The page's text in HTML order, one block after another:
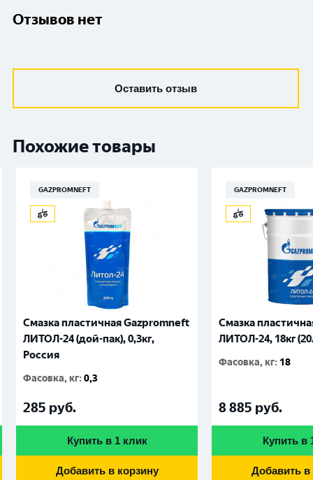
Отзывов нет
Оставить отзыв
Похожие товары
GAZPROMNEFT
Смазка пластичная Gazpromneft
ЛИТОЛ-24 (дой-пак), 0,3кг,
Россия
Фасовка, кг:0,3
285 руб.
Купить в 1 клик
Добавить в корзину
GAZPROMNEFT
Смазка
ЛИТОЛ-24, 18кг
Фасовка, кг: 18
8 885 руб.
Купить в
Добавить в